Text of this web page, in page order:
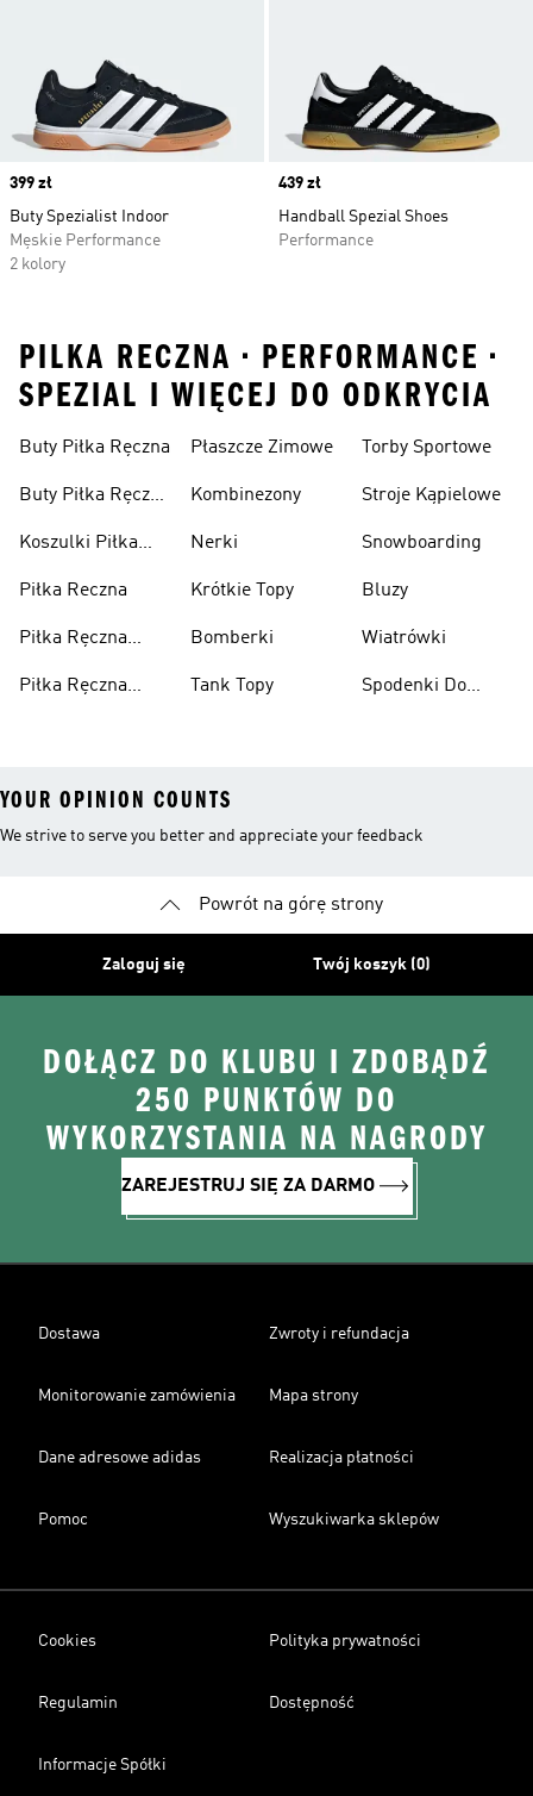
Price
399 zł
Buty Spezialist Indoor
Męskie Performance
2 kolory
Price
439 zł
Handball Spezial Shoes
Performance
PILKA RECZNA • PERFORMANCE •
SPEZIAL I WIĘCEJ DO ODKRYCIA
Buty Piłka Ręczna
Buty Piłka Ręczna
Koszulki Piłka
Piłka Reczna
Piłka Ręczna
Piłka Ręczna
Płaszcze Zimowe
Kombinezony
Nerki
Krótkie Topy
Bomberki
Tank Topy
Torby Sportowe
Stroje Kąpielowe
Snowboarding
Bluzy
Wiatrówki
Spodenki Do
YOUR OPINION COUNTS
We strive to serve you better and appreciate your feedback
Powrót na górę strony
Zaloguj się Twój koszyk (0)
DOŁĄCZ DO KLUBU I ZDOBĄDŹ
250 PUNKTÓW DO
WYKORZYSTANIA NA NAGRODY
ZAREJESTRUJ SIĘ ZA DARMO
Dostawa Zwroty i refundacja
Monitorowanie zamówienia Mapa strony
Dane adresowe adidas Realizacja płatności
Pomoc Wyszukiwarka sklepów
Cookies Polityka prywatności
Regulamin Dostępność
Informacje Spółki